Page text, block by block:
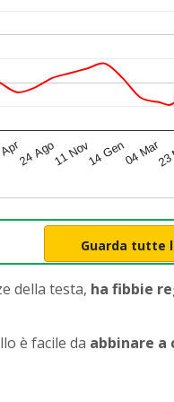
24 Ago11 Nov14 Gen04 Mar
Guarda tutte
della testa, ha fibbie
è facile da abbinare a